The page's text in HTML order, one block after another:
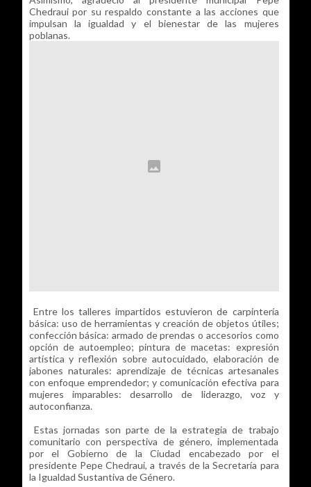
Chedraui por su respaldo constante a las acciones que
impulsan la igualdad y el bienestar de las mujeres
poblanas.
Entre los talleres impartidos estuvieron de carpintería
básica: uso de herramientas y creación de objetos útiles;
confección básica: armado de prendas o accesorios como
opción de autoempleo; pintura de macetas: expresión
artística y reflexión sobre autocuidado, elaboración de
jabones naturales: aprendizaje de técnicas artesanales
con enfoque emprendedor; y comunicación efectiva para
mujeres imparables: desarrollo de liderazgo, voz y
autoconfianza.
Estas jornadas son parte de la estrategia de trabajo
comunitario con perspectiva de género, implementada
por el Gobierno de la Ciudad encabezado por el
presidente Pepe Chedraui, a través de la Secretaría para
la Igualdad Sustantiva de Género.